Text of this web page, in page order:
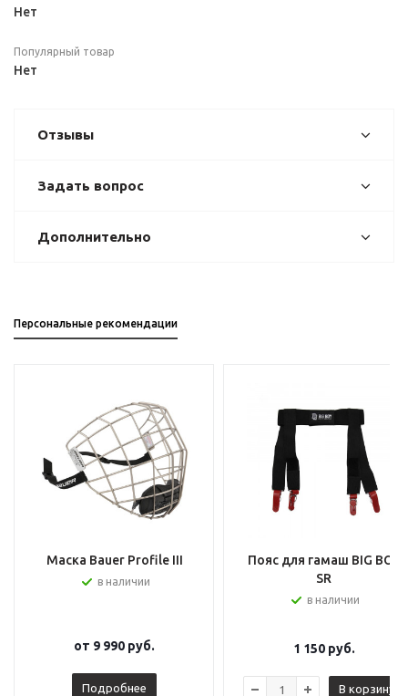
Нет
Популярный товар
Нет
Отзывы
Задать вопрос
Дополнительно
Персональные рекомендации
Маска Bauer Profile III
в наличии
от 9 990 руб.
Подробнее
Пояс для гамаш BIG BOY
SR
в наличии
1 150руб.
В корзину